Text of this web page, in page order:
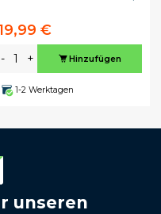
€
- + Hinzufügen
1-2 Werktagen
unseren